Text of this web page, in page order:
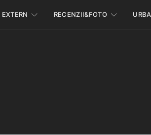
EXTERN RECENZII&FOTO